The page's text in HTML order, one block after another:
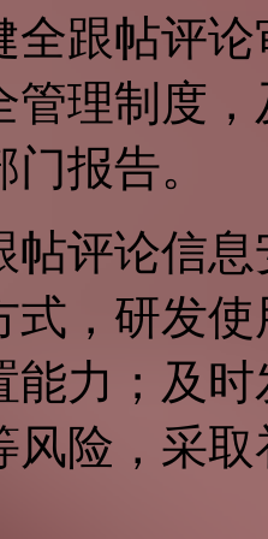
全跟帖评
管理制度
报告。
帖评论信
式，研发
能力；及
风险，采